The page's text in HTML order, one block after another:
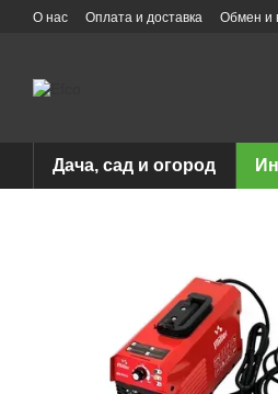
Перейти к основному контенту
О нас Оплата и доставка Обмен и
Дача, сад и огород